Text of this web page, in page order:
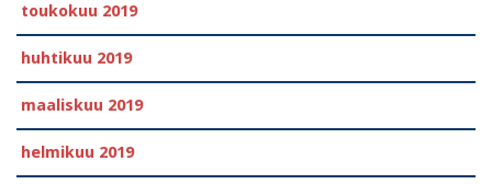
toukokuu 2019
huhtikuu 2019
maaliskuu 2019
helmikuu 2019